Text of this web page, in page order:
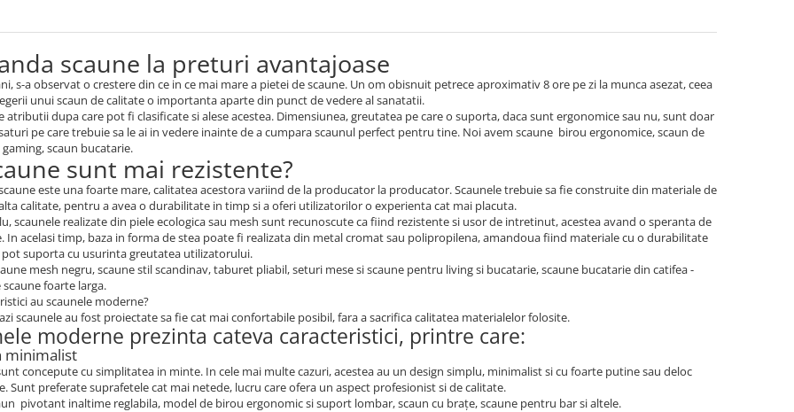
scaune la preturi avantajoase
s-a observat o crestere din ce in ce mai mare a pietei de scaune. Un om obisnuit petrece aproximativ 8 ore pe zi la munca asezat, ceea
unui scaun de calitate o importanta aparte din punct de vedere al sanatatii.
atributii dupa care pot fi clasificate si alese acestea. Dimensiunea, greutatea pe care o suporta, daca sunt ergonomice sau nu, sunt doar
pe care trebuie sa le ai in vedere inainte de a cumpara scaunul perfect pentru tine. Noi avem scaune birou ergonomice, scaun de
gaming, scaun bucatarie.
sunt mai rezistente?
este una foarte mare, calitatea acestora variind de la producator la producator. Scaunele trebuie sa fie construite din materiale de
calitate, pentru a avea o durabilitate in timp si a oferi utilizatorilor o experienta cat mai placuta.
scaunele realizate din piele ecologica sau mesh sunt recunoscute ca fiind rezistente si usor de intretinut, acestea avand o speranta de
In acelasi timp, baza in forma de stea poate fi realizata din metal cromat sau polipropilena, amandoua fiind materiale cu o durabilitate
pot suporta cu usurinta greutatea utilizatorului.
mesh negru, scaune stil scandinav, taburet pliabil, seturi mese si scaune pentru living si bucatarie, scaune bucatarie din catifea -
scaune foarte larga.
au scaunele moderne?
scaunele au fost proiectate sa fie cat mai confortabile posibil, fara a sacrifica calitatea materialelor folosite.
moderne prezinta cateva caracteristici, printre care:
minimalist
concepute cu simplitatea in minte. In cele mai multe cazuri, acestea au un design simplu, minimalist si cu foarte putine sau deloc
Sunt preferate suprafetele cat mai netede, lucru care ofera un aspect profesionist si de calitate.
pivotant inaltime reglabila, model de birou ergonomic si suport lombar, scaun cu brațe, scaune pentru bar si altele.